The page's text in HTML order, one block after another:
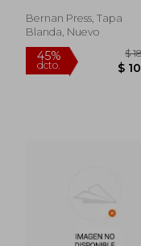
(en Inglés)
Bernan Press, Tapa
Blanda, Nuevo